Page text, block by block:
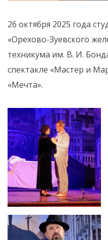
26 октября 2025 года
«Орехово-Зуевского
техникума им. В. И.
спектакле «Мастер и
«Мечта».